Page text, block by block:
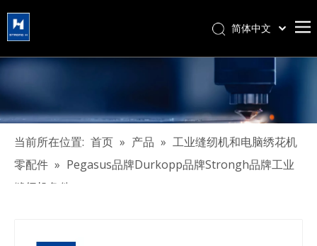
简体中文
Tiếng Việt
한국어
Pусский
当前所在位置: 首页 » 产品 » 工业缝纫机和电脑绣花机
零配件 » Pegasus品牌Durkopp品牌Strongh品牌工业
缝纫机备件